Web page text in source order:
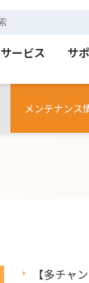
サービス サ
メンテナンス
【多チャ